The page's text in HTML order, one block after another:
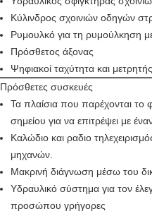
Κύλινδρος σχοινιών οδηγών
Ρυμουλκό για τη ρυμούλκηση
Πρόσθετος άξονας
Ψηφιακοί ταχύτητα και
Πρόσθετες συσκευές
Τα πλαίσια που παρέχονται το
σημείου για να επιτρέψει με
Καλώδιο και ραδιο
μηχανών.
Μακρινή διάγνωση μέσω του
Υδραυλικό σύστημα για τον
προσώπου γρήγορες